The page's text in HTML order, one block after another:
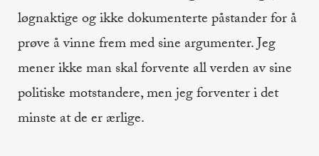
løgnaktige og ikke dokumenterte påstander for å
prøve å vinne frem med sine argumenter. Jeg
mener ikke man skal forvente all verden av sine
politiske motstandere, men jeg forventer i det
minste at de er ærlige.